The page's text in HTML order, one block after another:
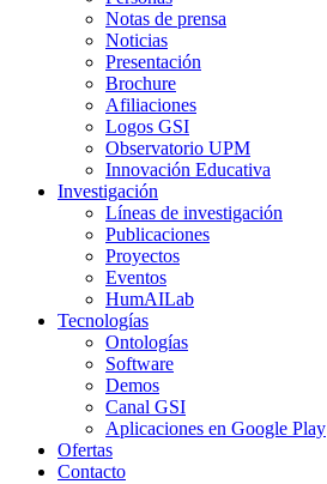
Notas de prensa
Noticias
Presentación
Brochure
Afiliaciones
Logos GSI
Observatorio UPM
Innovación Educativa
Investigación
Líneas de investigación
Publicaciones
Proyectos
Eventos
HumAILab
Tecnologías
Ontologías
Software
Demos
Canal GSI
Aplicaciones en Google Play
Ofertas
Contacto